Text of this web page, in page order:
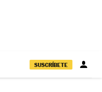
SUSCRÍBETE